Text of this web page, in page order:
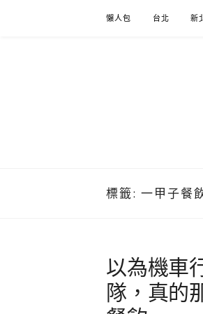
懶人包 台北 新
標籤: 一甲子餐
以為機車
隊，真的